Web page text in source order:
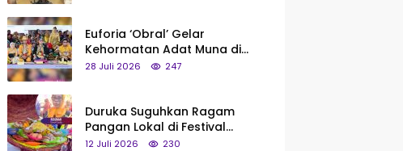
Euforia ‘Obral’ Gelar
Kehormatan Adat Muna di
Silaturahmi KKMM, Ridwan Bae:
28 Juli 2026 247
Duruka Suguhkan Ragam
Pangan Lokal di Festival
Liangkobhori, Dari Umbi Rebus
12 Juli 2026 230